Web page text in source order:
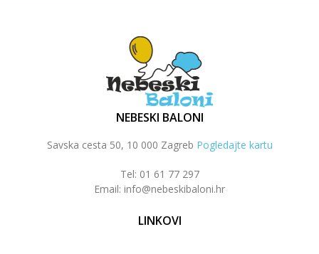
NEBESKI BALONI
Savska cesta 50, 10 000 Zagreb Pogledajte kartu
Tel: 01 61 77 297
Email: info@nebeskibaloni.hr
LINKOVI